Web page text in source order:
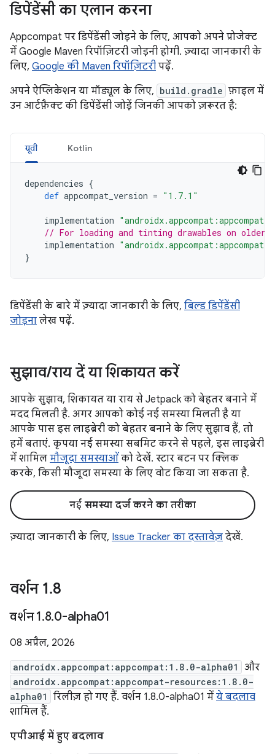
डिपेंडेंसी का एलान करना
Appcompat पर डिपेंडेंसी जोड़ने के लिए, आपको अपने प्रोजेक्ट
में Google Maven रिपॉज़िटरी जोड़नी होगी. ज़्यादा जानकारी के
लिए, Google की Maven रिपॉज़िटरी पढ़ें.
अपने ऐप्लिकेशन या मॉड्यूल के लिए, build.gradle फ़ाइल में
उन आर्टफ़ैक्ट की डिपेंडेंसी जोड़ें जिनकी आपको ज़रूरत है:
ग्रूवी Kotlin
dependencies {
def appcompat_version = "1.7.1"
implementation
// For loading and tinting drawables on older
implementation
}
डिपेंडेंसी के बारे में ज़्यादा जानकारी के लिए, बिल्ड डिपेंडेंसी
जोड़ना लेख पढ़ें.
सुझाव/राय दें या शिकायत करें
आपके सुझाव, शिकायत या राय से Jetpack को बेहतर बनाने में
मदद मिलती है. अगर आपको कोई नई समस्या मिलती है या
आपके पास इस लाइब्रेरी को बेहतर बनाने के लिए सुझाव हैं, तो
हमें बताएं. कृपया नई समस्या सबमिट करने से पहले, इस लाइब्रेरी
में शामिल मौजूदा समस्याओं को देखें. स्टार बटन पर क्लिक
करके, किसी मौजूदा समस्या के लिए वोट किया जा सकता है.
नई समस्या दर्ज करने का तरीका
ज़्यादा जानकारी के लिए, Issue Tracker का दस्तावेज़ देखें.
वर्शन 1.8
वर्शन 1.8.0-alpha01
08 अप्रैल, 2026
androidx.appcompat:appcompat:1.8.0-alpha01 और
androidx.appcompat:appcompat-resources:1.8.0-
alpha01
रिलीज़ हो गए हैं. वर्शन 1.8.0-alpha01 में ये बदलाव
शामिल हैं.
एपीआई में हुए बदलाव